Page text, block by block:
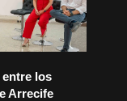
los
Arrecife